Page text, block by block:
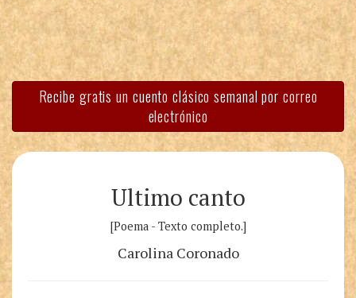
Recibe gratis un cuento clásico semanal por correo
electrónico
Ultimo canto
[Poema - Texto completo.]
Carolina Coronado